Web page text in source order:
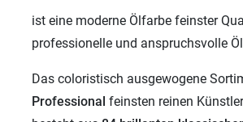
ist eine moderne Ölfarbe feinster
professionelle und anspruchsvolle
Das coloristisch ausgewogene
Professional feinsten reinen